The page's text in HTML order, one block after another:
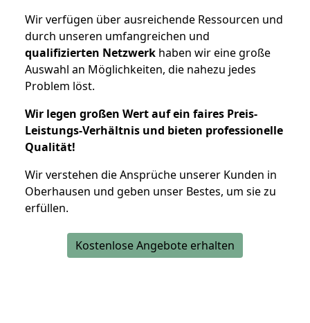
Wir verfügen über ausreichende Ressourcen und
durch unseren umfangreichen und
qualifizierten Netzwerk haben wir eine große
Auswahl an Möglichkeiten, die nahezu jedes
Problem löst.
Wir legen großen Wert auf ein faires Preis-
Leistungs-Verhältnis und bieten professionelle
Qualität!
Wir verstehen die Ansprüche unserer Kunden in
Oberhausen und geben unser Bestes, um sie zu
erfüllen.
Kostenlose Angebote erhalten